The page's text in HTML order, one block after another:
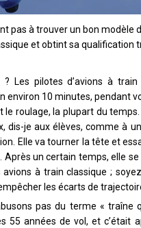
pas à trouver un bon modèle
et obtint sa qualification
Les pilotes d’avions à
environ 10 minutes, pendant
roulage, la plupart du
dis-je aux élèves, comme à
Elle va tourner la tête et
un certain temps, elle
à train classique ;
les écarts de
pas du terme «
55 années de vol, et c’était